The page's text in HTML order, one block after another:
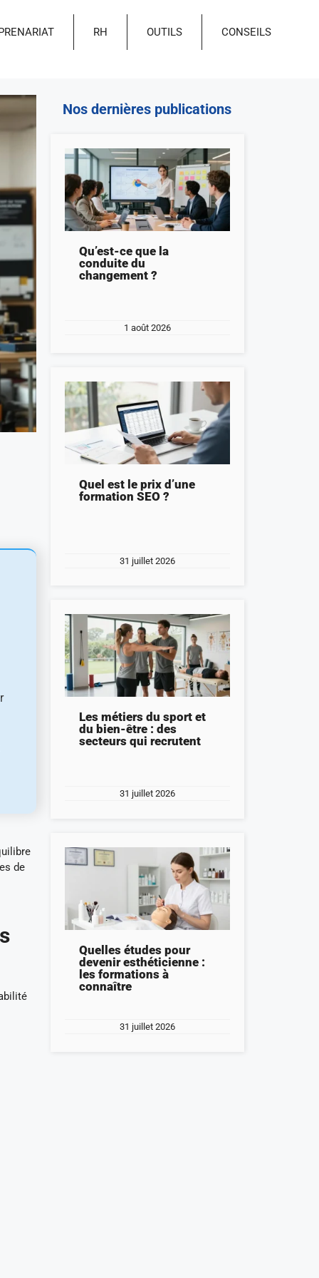
RH OUTILS CONSEILS
de
Nos dernières publications
Qu’est-ce que la
conduite du
changement ?
1 août 2026
Quel est le prix d’une
formation SEO ?
31 juillet 2026
Les métiers du sport et
du bien-être : des
secteurs qui recrutent
31 juillet 2026
Quelles études pour
devenir esthéticienne :
les formations à
connaître
31 juillet 2026